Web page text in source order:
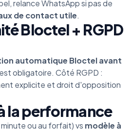
relance WhatsApp si pas de
de contact utile.
Bloctel + RGPD
automatique Bloctel avant
est obligatoire. Côté RGPD :
explicite et droit d'opposition
la performance
ou au forfait) vs modèle à